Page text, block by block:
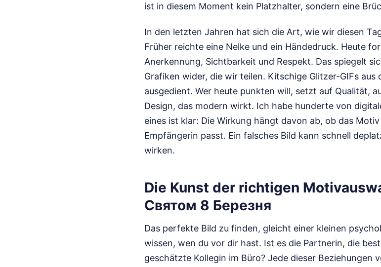
ist in diesem Moment kein Platzhalter, sondern eine
In den letzten Jahren hat sich die Art, wie wir diesen
Früher reichte eine Nelke und ein Händedruck. Heute
Anerkennung, Sichtbarkeit und Respekt. Das spiegelt
Grafiken wider, die wir teilen. Kitschige Glitzer-GIFs
ausgedient. Wer heute punkten will, setzt auf Qualität,
Design, das modern wirkt. Ich habe hunderte von
eines ist klar: Die Wirkung hängt davon ab, ob das
Empfängerin passt. Ein falsches Bild kann schnell
wirken.
Die Kunst der richtigen
Святом 8 Березня
Das perfekte Bild zu finden, gleicht einer kleinen
wissen, wen du vor dir hast. Ist es die Partnerin, die
geschätzte Kollegin im Büro? Jede dieser Beziehungen